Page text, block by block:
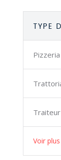
TYPE
Pizzeria
Traiteur
Voir plus